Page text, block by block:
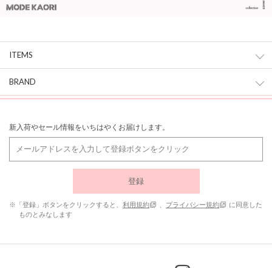
ITEMS
BRAND
新入荷やセール情報をいちはやくお届けします。
登録
※「登録」ボタンをクリックすると、 利用規約 プライバシー規約
に同意した
ものとみなします